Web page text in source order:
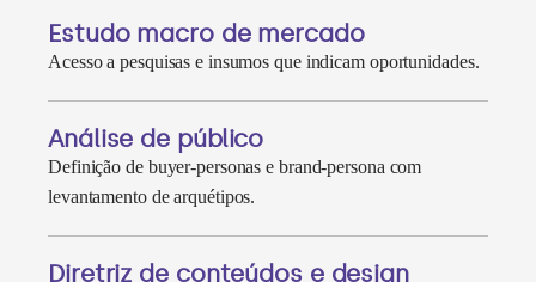
Estudo macro de mercado
Acesso a pesquisas e insumos que indicam oportunidades.
Análise de público​
Definição de buyer-personas e brand-persona com
levantamento de arquétipos.
Diretriz de conteúdos e design